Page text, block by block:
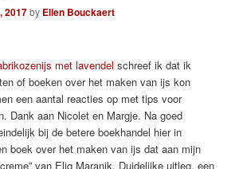
2017by Ellen Bouckaert
met lavendelschreef ik dat ik
of boeken over het maken van ijs kon
een aantal reacties op met tips voor
Dank aan Nicolet en Margje. Na goed
bij de betere boekhandel hier in
boek over het maken van ijs dat aan mijn
van Eliq Maranik. Duidelijke uitleg, een